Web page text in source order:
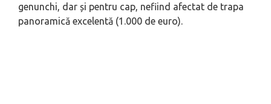
genunchi, dar și pentru cap, nefiind afectat de trapa
panoramică excelentă (1.000 de euro).